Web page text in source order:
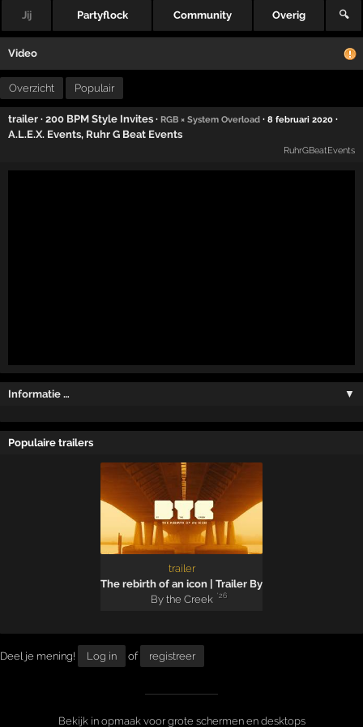
Jij Partyflock Community Overig 🔍
Video
Overzicht Populair
trailer ·200 BPM Style Invites ·RGB × System Overload ·8 februari 2020 ·
A.L.E.X. Events, Ruhr G Beat Events
RuhrGBeatEvents
Informatie … ▼
Populaire trailers
trailer
The rebirth of an icon | Trailer By the Creek 2026
By the Creek '26
Deel je mening! Log in of registreer
Bekijk in opmaak voor grote schermen en desktops